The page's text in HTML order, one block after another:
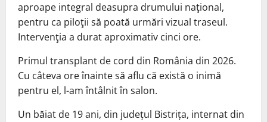
aproape integral deasupra drumului naţional,
pentru ca piloţii să poată urmări vizual traseul.
Intervenţia a durat aproximativ cinci ore.
Primul transplant de cord din România din 2026.
Cu câteva ore înainte să aflu că există o inimă
pentru el, l-am întâlnit în salon.
Un băiat de 19 ani, din județul Bistrița, internat din